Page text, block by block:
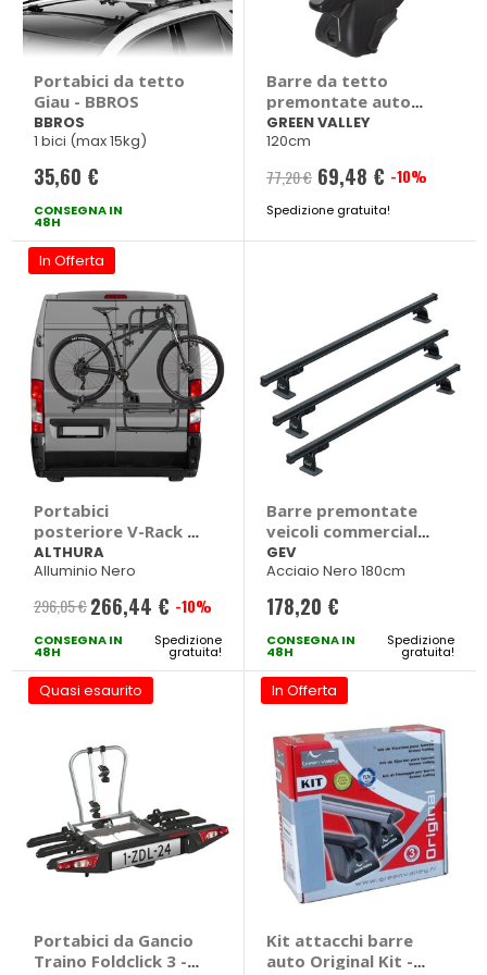
Portabici da tetto
Giau - BBROS
BBROS
1 bici (max 15kg)
35,60 €
CONSEGNA IN
48H
Barre da tetto
premontate auto
Easy One SW Acciaio
GREEN VALLEY
120cm
77,20 € 69,48 € -10%
Spedizione gratuita!
In Offerta
Portabici
posteriore V-Rack -
ALTHURA Citroen
Jumper, Fiat
Boxer
ALTHURA
Alluminio Nero
296,05 € Prezzo
speciale
266,44 € -10%
CONSEGNA IN
48H
Spedizione
gratuita!
Barre premontate
veicoli commerciali
Professional - GEV
Citroen Jumper, Fiat
Boxer
GEV
Acciaio Nero 180cm
178,20 €
CONSEGNA IN
48H
Spedizione
gratuita!
Quasi esaurito
Portabici da Gancio
Traino Foldclick 3 -
In Offerta
Kit attacchi barre
auto Original Kit -